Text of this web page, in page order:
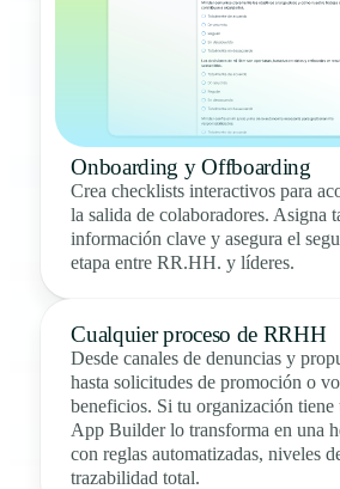
Onboarding y Offboarding
Crea checklists interactivos para
la salida de colaboradores. Asigna
información clave y asegura el
etapa entre RR.HH. y líderes.
Cualquier proceso de RRHH
Desde canales de denuncias y
hasta solicitudes de promoción o
beneficios. Si tu organización tiene
App Builder lo transforma en una
con reglas automatizadas, niveles
trazabilidad total.